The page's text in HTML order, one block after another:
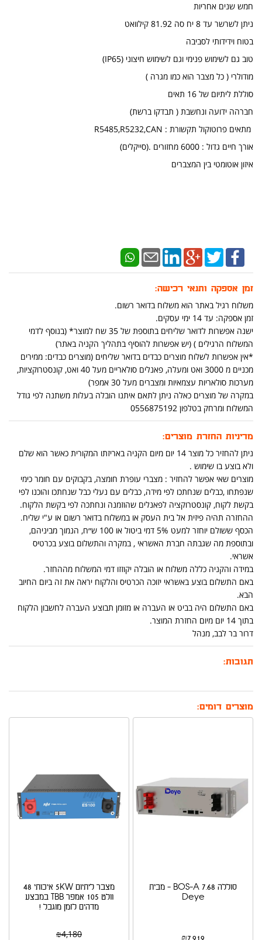
חמש שנים אחריות
ניתן לשרשר עד 8 יח סה 81.92 קילוואט
בטוח וידידותי לסביבה
טוב גם לשימוש פנימי וגם לשימוש חיצוני (IP65)
מודולרי ( כל מצבר הוא כמו מגרה )
סוללת ליתיום של 16 תאים
חברהה ידועה ונחשבת ( תבדקו ברשת)
מתאים פרוטוקול תקשורת : R5485,R5232,CAN
אורך חיים גדול : 6000 מחזורים .(סייקלים)
איזון אוטומטי בין המצברים
זמן אספקה ותנאי רכישה:
משלוח רגיל באתר הוא משלוח בדואר רשום.
זמן אספקה: עד 14 ימי עסקים.
ישנה אפשרות לדואר שליחים בתוספת של 35 שח למוצר* (בנוסף לדמי
המשלוח הרגילים ) (יש אפשרות להוסיף בתהליך הקניה באתר)
*אין אפשרות לשלוח מוצרים כבדים בדואר שליחים (מוצרים כבדים: ממירים
מכניים מ 3000 ואט ומעלה, פאנלים סולאריים מעל 40 ואט, קונסטרוקציות,
מערכות סולאריות עצמאיות ומצברים מעל 30 אמפר)
במקרה של מוצרים כאלה ניתן לתאם איתנו הובלה בעלות משתנה לפי גודל
המשלוח ומרחק בטלפון 0556875192
מדיניות החזרת מוצרים:
ניתן להחזיר כל מוצר 14 יום מיום הקניה באריזתו המקורית כאשר הוא שלם
ולא בוצע בו שימוש .
מוצרים שאי אפשר להחזיר : מצברי עופרת חומצה, בקבוקים עם חומר כימי
שנפתחו ,כבלים שנחתכו לפי מידה, כבלים עם נעלי כבל שנחתכו והוכנו לפי
בקשת לקוח, קונסטרוקציה לפאנלים שהוזמנה ונחתכה לפי בקשת הלקוח.
ההחזרה תהיה פיזית אל בית העסק או במשלוח בדואר רשום או ע"י שליח.
הכסף ששולם יוחזר למעט 5% דמי ביטול או 100 ש״ח, הנמוך מביניהם,
ובתוספת מה שגבתה חברת האשראי , במקרה והתשלום בוצע בכרטיס
אשראי.
במידה והקניה כללה משלוח או הובלה יקוזזו דמי המשלוח מההחזר.
באם התשלום בוצע באשראי יזוכה הכרטיס והלקוח יראה את זה ביום החיוב
הבא.
באם התשלום היה בביט או העברה או מזומן תבוצע העברה לחשבון הלקוח
בתוך 14 יום מיום החזרת המוצר.
דרור בר לבב, מנהל
תגובות:
מוצרים דומים:
סוללה BOS-A 7.68 - מבית
Deye
מצבר ליתיום 5KW איכותי 48
וולט 105 אמפר TBB במבצע
מדהים לזמן מוגבל !
₪4,180